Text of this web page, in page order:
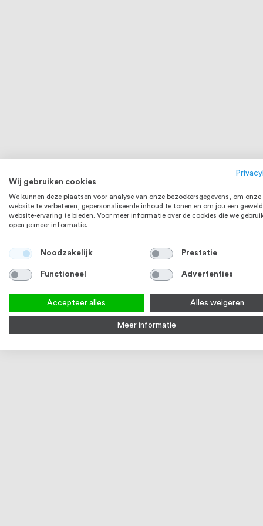
Wij gebruiken cookies
We kunnen deze plaatsen voor analyse van onze bezoekersgegevens, om onze
website te verbeteren, gepersonaliseerde inhoud te tonen en om jou een
website-ervaring te bieden. Voor meer informatie over de cookies die we
open je meer informatie.
Noodzakelijk Prestatie
Functioneel Advertenties
Accepteer alles Alles weigeren
Meer informatie